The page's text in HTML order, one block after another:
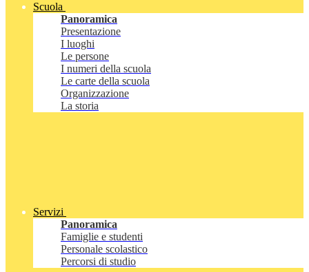
Scuola
Panoramica
Presentazione
I luoghi
Le persone
I numeri della scuola
Le carte della scuola
Organizzazione
La storia
Servizi
Panoramica
Famiglie e studenti
Personale scolastico
Percorsi di studio